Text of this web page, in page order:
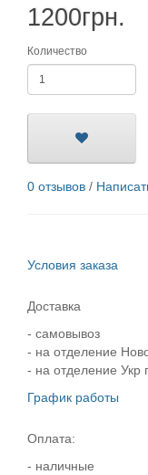
1200грн.
Количество
0 отзывов /
Условия заказа
Доставка
- самовывоз
- на отделение
- на отделение Укр
График работы
Оплата:
- наличные